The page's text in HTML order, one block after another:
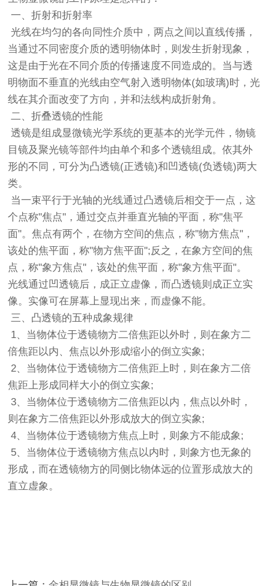
一、折射和折射率
光线在均匀的各向同性介质中，两点之间以直线传播，
当通过不同密度介质的透明物体时，则发生折射现象，
这是由于光在不同介质的传播速度不同造成的。当与透
明物面不垂直的光线由空气射入透明物体(如玻璃)时，光
线在其介面改变了方向，并和法线构成折射角。
二、折叠透镜的性能
透镜是组成显微镜光学系统的更基本的光学元件，物镜
目镜及聚光镜等部件均由单个和多个透镜组成。依其外
形的不同，可分为凸透镜(正透镜)和凹透镜(负透镜)两大
类。
当一束平行于光轴的光线通过凸透镜后相交于一点，这
个点称"焦点"，通过交点并垂直光轴的平面，称"焦平
面"。焦点有两个，在物方空间的焦点，称"物方焦点"，
该处的焦平面，称"物方焦平面";反之，在象方空间的焦
点，称"象方焦点"，该处的焦平面，称"象方焦平面"。
光线通过凹透镜后，成正立虚像，而凸透镜则成正立实
像。实像可在屏幕上显现出来，而虚像不能。
三、凸透镜的五种成象规律
1、当物体位于透镜物方二倍焦距以外时，则在象方二
倍焦距以内、焦点以外形成缩小的倒立实象;
2、当物体位于透镜物方二倍焦距上时，则在象方二倍
焦距上形成同样大小的倒立实象;
3、当物体位于透镜物方二倍焦距以内，焦点以外时，
则在象方二倍焦距以外形成放大的倒立实象;
4、当物体位于透镜物方焦点上时，则象方不能成象;
5、当物体位于透镜物方焦点以内时，则象方也无象的
形成，而在透镜物方的同侧比物体远的位置形成放大的
直立虚象。